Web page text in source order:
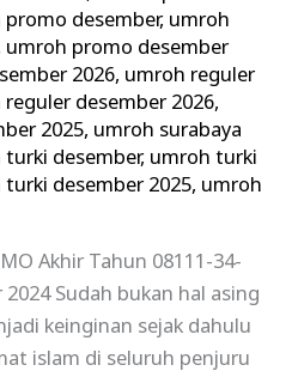
desember, umroh
umroh promo desember
2026, umroh reguler
desember 2026,
2025, umroh surabaya
desember, umroh turki
desember 2025, umroh
Akhir Tahun 08111-34-
Sudah bukan hal asing
keinginan sejak dahulu
islam di seluruh penjuru